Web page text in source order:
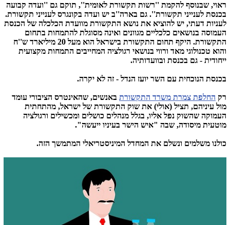
ראוי, שבנוסף להקמת ''רשות תקשורת לאומית'', תוקם גם ''ועדה קבועה
בכנסת לענייני תקשורת''. גם בארה''ב יש ועדה בקונגרס לענייני תקשורת.
לעניות דעתי, יש להוציא את נושא התקשורת מוועדת הכלכלה של הכנסת
העמוסה בנושאים כלכליים מגוונים ואינה מסוגלת להתמחות בתחום
התקשורת. היקף תחום התקשורת בישראל הוא מעל 20 מיליארד ש''ח
והוא טכנולוגי מאד ורווי בנושאי רגולציה המחייבים התמחות מקצועית
ייחודית - גם בכנסת ובוועדותיה.
בכנסת הנוכחית עם השר יועז הנדל - זה לא יקרה.
רק החלפת צמרת משרד התקשורת באנשים, שהאינטרס הציבורי עומד
מול עיניהם, תציל (אולי) את שוק התקשורת של ישראל, מהתחתית
העמוקה שהשוק נפל אליו, בגלל מנהלים כושלים ומכשילים ורגולציה
מוטעית מיסודה, שבה "איש הישר בעיניו ייעשה".
כולנו משלמים ונשלם את המחדל המיניסטריאלי המתמשך הזה.